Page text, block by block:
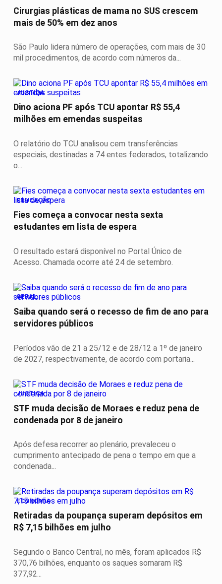
Cirurgias plásticas de mama no SUS crescem
mais de 50% em dez anos
São Paulo lidera número de operações, com mais de 30
mil procedimentos, de acordo com números da...
JUSTIÇA
Dino aciona PF após TCU apontar R$ 55,4
milhões em emendas suspeitas
O relatório do TCU analisou cem transferências
especiais, destinadas a 74 entes federados, totalizando
o...
EDUCAÇÃO
Fies começa a convocar nesta sexta
estudantes em lista de espera
O resultado estará disponível no Portal Único de
Acesso. Chamada ocorre até 24 de setembro.
GERAL
Saiba quando será o recesso de fim de ano para
servidores públicos
Períodos vão de 21 a 25/12 e de 28/12 a 1º de janeiro
de 2027, respectivamente, de acordo com portaria...
JUSTIÇA
STF muda decisão de Moraes e reduz pena de
condenada por 8 de janeiro
Após defesa recorrer ao plenário, prevaleceu o
cumprimento antecipado de pena o tempo em que a
condenada...
ECONOMIA
Retiradas da poupança superam depósitos em
R$ 7,15 bilhões em julho
Segundo o Banco Central, no mês, foram aplicados R$
370,76 bilhões, enquanto os saques somaram R$
377,92...